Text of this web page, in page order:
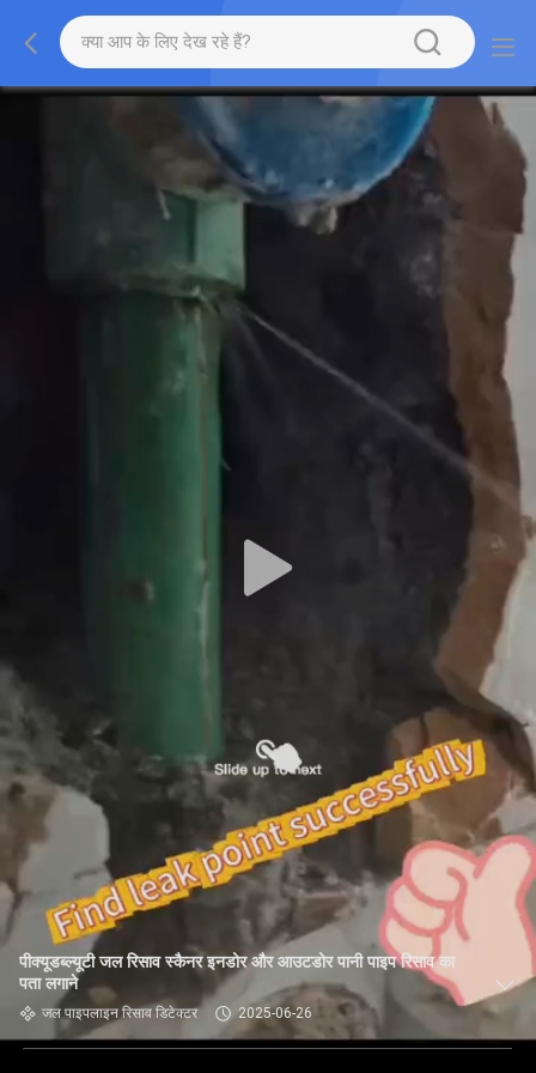
पीक्यूडब्ल्यूटी जल रिसाव स्कैनर इनडोर और आउटडोर पानी पाइप रिसाव का
पता लगाने
जल पाइपलाइन रिसाव डिटेक्टर 2025-06-26